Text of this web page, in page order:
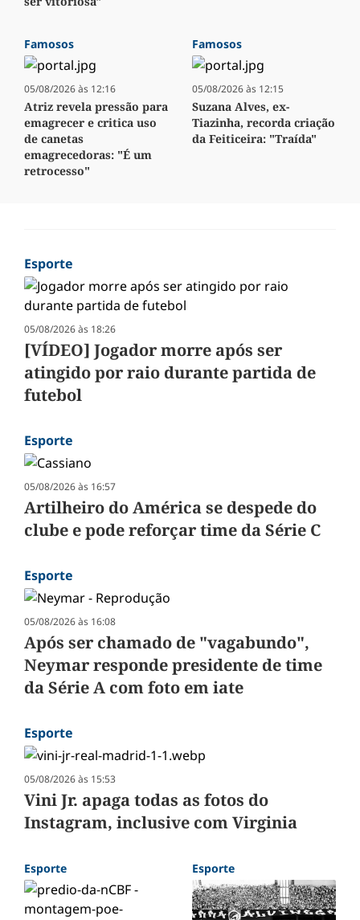
Famosos
05/08/2026 às 12:16
Atriz revela pressão para
emagrecer e critica uso
de canetas
emagrecedoras: "É um
retrocesso"
Famosos
05/08/2026 às 12:15
Suzana Alves, ex-
Tiazinha, recorda criação
da Feiticeira: "Traída"
Esporte
05/08/2026 às 18:26
[VÍDEO] Jogador morre após ser
atingido por raio durante partida de
futebol
Esporte
05/08/2026 às 16:57
Artilheiro do América se despede do
clube e pode reforçar time da Série C
Esporte
05/08/2026 às 16:08
Após ser chamado de "vagabundo",
Neymar responde presidente de time
da Série A com foto em iate
Esporte
05/08/2026 às 15:53
Vini Jr. apaga todas as fotos do
Instagram, inclusive com Virginia
Esporte Esporte